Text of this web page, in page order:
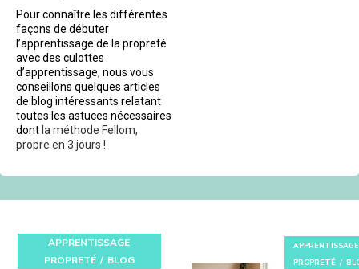
Pour connaître les différentes
façons de débuter
l’apprentissage de la propreté
avec des culottes
d’apprentissage, nous vous
conseillons quelques articles
de blog intéressants relatant
toutes les astuces nécessaires
dont la méthode Fellom,
propre en 3 jours !
APPRENTISSAGE
PROPRETÉ
BLOG
APPRENTISSAGE
PROPRETÉ